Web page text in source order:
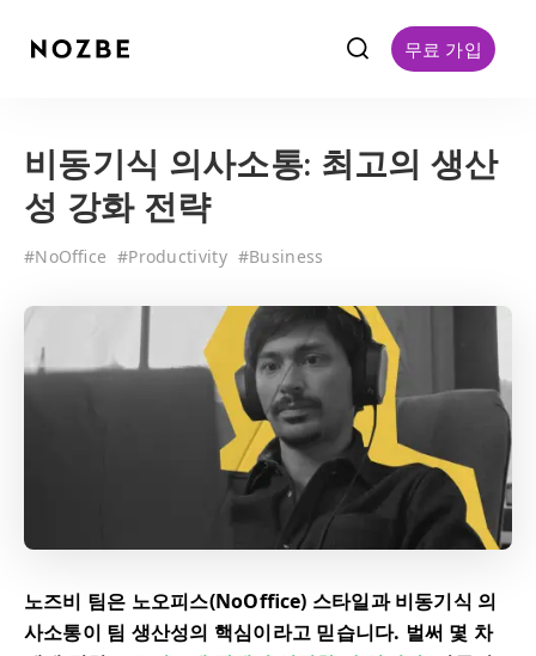
f 무료 가입
비동기식 의사소통: 최고의 생산
성 강화 전략
#NoOffice #Productivity #Business
노즈비 팀은 노오피스(NoOffice) 스타일과 비동기식 의
사소통이 팀 생산성의 핵심이라고 믿습니다. 벌써 몇 차